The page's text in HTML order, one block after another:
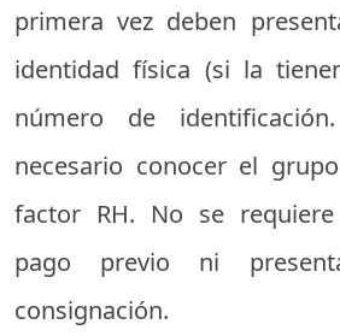
primera vez deben
identidad física (si la
número de
necesario conocer el
factor RH. No se
pago previo ni
consignación.